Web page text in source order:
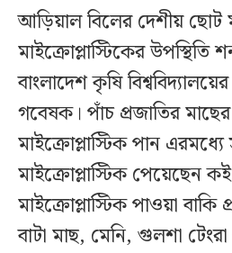
আড়িয়াল বিলের দেশীয় ছোট
মাইক্রোপ্লাস্টিকের উপস্থিতি
বাংলাদেশ কৃষি
গবেষক। পাঁচ প্রজাতির
মাইক্রোপ্লাস্টিক পান
মাইক্রোপ্লাস্টিক পেয়েছেন
মাইক্রোপ্লাস্টিক পাওয়া
বাটা মাছ, মেনি, গুলশা